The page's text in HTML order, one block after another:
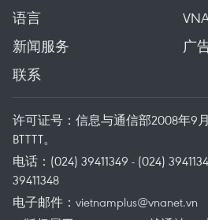
语言
新闻服务
广
联系
许可证号：信息与通信部2008年9月
BTTTT。
电话：(024) 39411349 - (024)
39411348
电子邮件： vietnamplus@vnanet.vn